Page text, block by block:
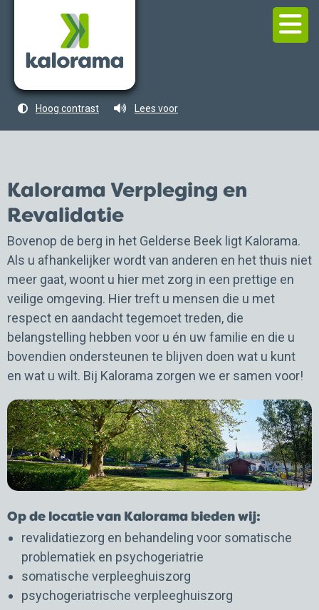
Hoog contrast Lees voor
Kalorama Verpleging en
Revalidatie
Bovenop de berg in het Gelderse Beek ligt Kalorama.
Als u afhankelijker wordt van anderen en het thuis niet
meer gaat, woont u hier met zorg in een prettige en
veilige omgeving. Hier treft u mensen die u met
respect en aandacht tegemoet treden, die
belangstelling hebben voor u én uw familie en die u
bovendien ondersteunen te blijven doen wat u kunt
en wat u wilt. Bij Kalorama zorgen we er samen voor!
Op de locatie van Kalorama bieden wij:
revalidatiezorg en behandeling voor somatische
problematiek en psychogeriatrie
somatische verpleeghuiszorg
psychogeriatrische verpleeghuiszorg